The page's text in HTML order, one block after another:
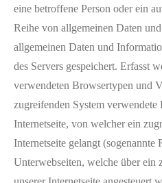
eine betroffene Person oder ein
Reihe von allgemeinen Daten
allgemeinen Daten und
des Servers gespeichert. Erfasst
verwendeten Browsertypen und
zugreifenden System verwendete
Internetseite, von welcher ein
Internetseite gelangt (sogenannte
Unterwebseiten, welche über ein